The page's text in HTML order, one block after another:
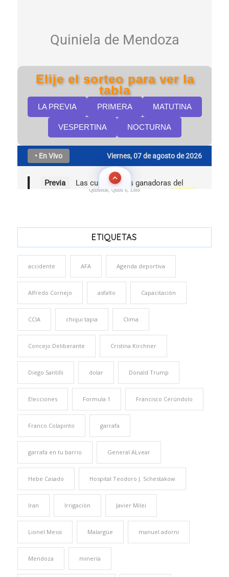
Quinielas, Quini 6, Loto
ETIQUETAS
accidente AFA Agenda deportiva
Alfredo Cornejo asfalto Capacitación
CCIA chiqui tapia Clima
Concejo Deliberante Cristina Kirchner
Diego Santilli dolar Donald Trump
Elecciones Formula 1 Francisco Cerúndolo
Franco Colapinto garrafa
garrafa en tu barrio General ALvear
Hebe Casado Hospital Teodoro J. Schestakow
Iran Irrigación Javier Milei
Lionel Messi Malargüe manuel adorni
Mendoza minería